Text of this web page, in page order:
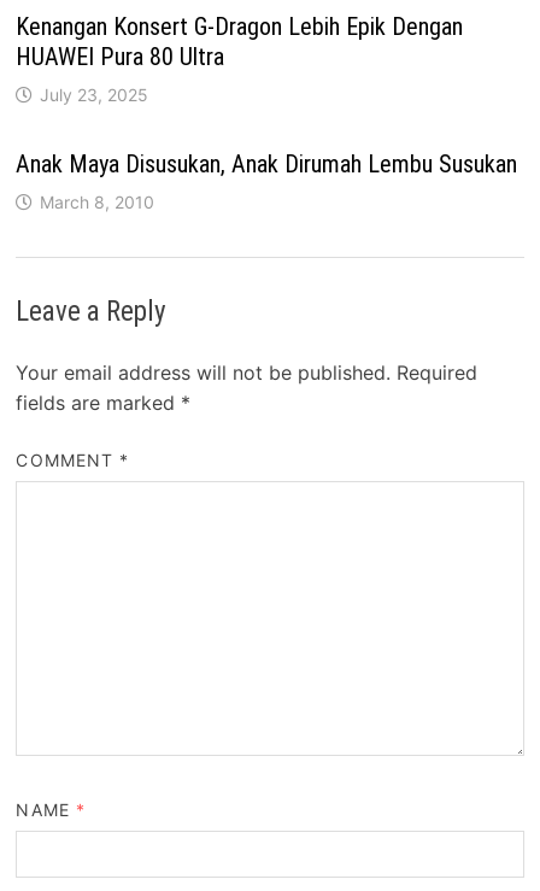
Kenangan Konsert G-Dragon Lebih Epik Dengan
HUAWEI Pura 80 Ultra
July 23, 2025
Anak Maya Disusukan, Anak Dirumah Lembu Susukan
March 8, 2010
Leave a Reply
Your email address will not be published. Required
fields are marked *
COMMENT *
NAME *